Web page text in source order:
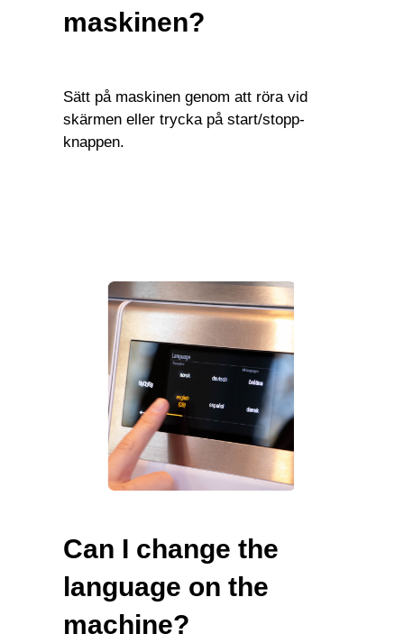
maskinen?
Sätt på maskinen genom att röra vid
skärmen eller trycka på start/stopp-
knappen.
Can I change the
language on the
machine?